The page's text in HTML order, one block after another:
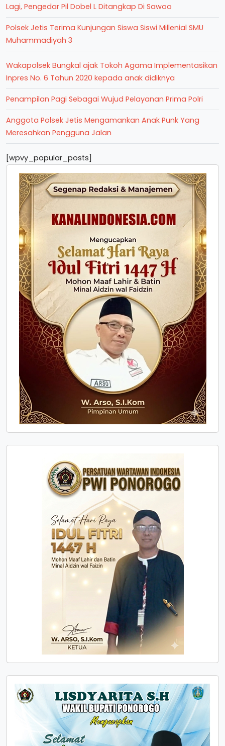
Lagi, Pengedar Pil Dobel L Ditangkap Di Sawoo
Polsek Jetis Terima Kunjungan Siswa Siswi Millenial SMU
Muhammadiyah 3
Wakapolsek Bungkal ajak Tokoh Agama Implementasikan
Inpres No. 6 Tahun 2020 kepada anak didiknya
Penampilan Pagi Sebagai Wujud Pelayanan Prima Polri
Anggota Polsek Jetis Mengamankan Anak Punk Yang
Meresahkan Pengguna Jalan
[wpvy_popular_posts]